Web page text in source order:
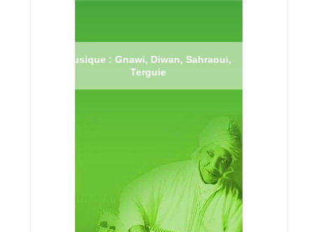
Musique : Gnawi, Diwan, Sahraoui,
Terguie